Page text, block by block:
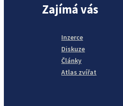
Zajímá vás
Inzerce
Diskuze
Články
Atlas zvířat